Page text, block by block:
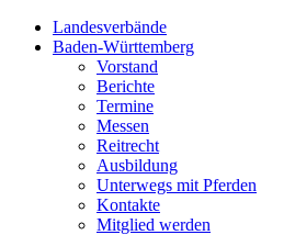
Landesverbände
Baden-Württemberg
Vorstand
Berichte
Termine
Messen
Reitrecht
Ausbildung
Unterwegs mit Pferden
Kontakte
Mitglied werden